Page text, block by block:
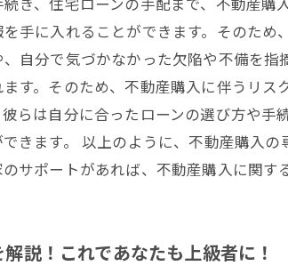
手に入れることができます。そのた
自分で気づかなかった欠陥や不備を
す。そのため、不動産購入に伴うリ
らは自分に合ったローンの選び方や
きます。 以上のように、不動産購入
サポートがあれば、不動産購入に関す
説！これであなたも上級者に！